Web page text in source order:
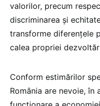
valorilor, precum
discriminarea și
transforme diferențele
calea propriei
Conform estimărilor
România are nevoie, în